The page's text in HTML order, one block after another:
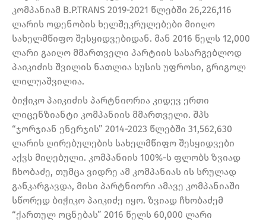
კომპანიამ B.P.TRANS 2019-2021 წლებში 26,226,116
ლარის ოდენობის ხელშეკრულებები მიიღო
სახელმწიფო შესყიდვებიდან. მან 2016 წელს 12,000
ლარი გაიღო მმართველი პარტიის სასარგებლოდ
პაიკიძის შვილის ნათლია სუსის უფროსი, გრიგოლ
ლილუაშვილია.
ბიჭიკო პაიკიძის პარტნიორია კიდევ ერთი
ლიცენზიანტი კომპანიის მმართველი. შპს
“ჯორჯიან ენერჯის” 2014-2023 წლებში 31,562,630
ლარის ღირებულების სახელმწიფო შესყიდვები
აქვს მიღებული. კომპანიის 100%-ს ფლობს ზვიად
ჩხობაძე, თუმცა ვიდრე ამ კომპანიას ის სრულად
განკარგავდა, მისი პარტნიორი ამავე კომპანიაში
სწორედ ბიჭიკო პაიკიძე იყო. ზვიად ჩხობაძემ
“ქართულ ოცნებას” 2016 წელს 60,000 ლარი